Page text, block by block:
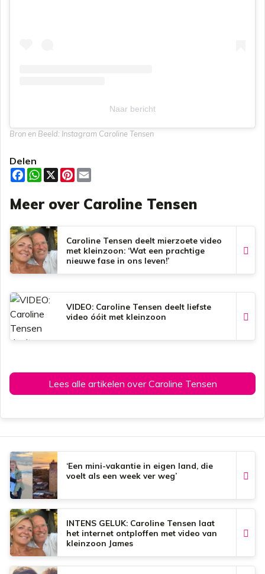
Naar bericht
Bron en Beeld: Instagram Caroline Tensen
Delen
F
a
e
b
o
k
W
h
t
s
p
p
X
P
t
e
e
s
t
i
l
Meer over Caroline Tensen
Caroline Tensen deelt mierzoete video
met kleinzoon: ‘Wat een prachtige
nieuwe fase in ons leven!’
VIDEO: Caroline Tensen deelt liefste
video óóit met kleinzoon
Lees alle artikelen over Caroline Tensen
‘Een mini-vakantie in eigen land, die
voelt als een week ver weg’
INTENS GELUK: Caroline Tensen laat
het internet ontploffen met video van
kleinzoon James